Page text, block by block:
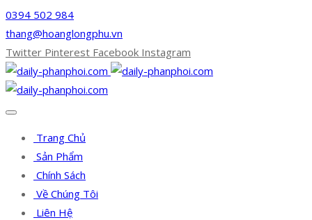
0394 502 984
thang@hoanglongphu.vn
Twitter Pinterest Facebook Instagram
Trang Chủ
Sản Phẩm
Chính Sách
Về Chúng Tôi
Liên Hệ